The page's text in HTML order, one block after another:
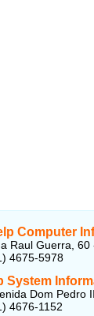
Computer
Raul Guerra,
4675-5978
System
Dom Pedro
4676-1152